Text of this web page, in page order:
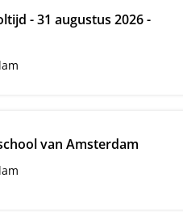
- 31 augustus 2026 -
van Amsterdam